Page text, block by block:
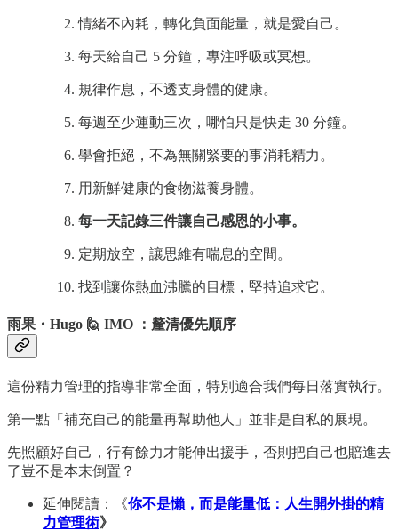
情緒不內耗，轉化負面能量，就是愛自己。
每天給自己 5 分鐘，專注呼吸或冥想。
規律作息，不透支身體的健康。
每週至少運動三次，哪怕只是快走 30 分鐘。
學會拒絕，不為無關緊要的事消耗精力。
用新鮮健康的食物滋養身體。
每一天記錄三件讓自己感恩的小事。
定期放空，讓思維有喘息的空間。
找到讓你熱血沸騰的目標，堅持追求它。
雨果・Hugo 🙋 IMO ：釐清優先順序
這份精力管理的指導非常全面，特別適合我們每日落實執行。
第一點「補充自己的能量再幫助他人」並非是自私的展現。
先照顧好自己，行有餘力才能伸出援手，否則把自己也賠進去
了豈不是本末倒置？
延伸閱讀：《你不是懶，而是能量低：人生開外掛的精
力管理術》